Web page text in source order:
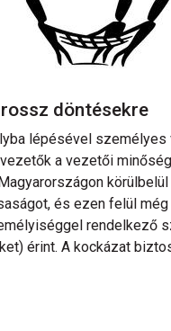
döntésekre
lépésével személyes
a vezetői
és ezen felül még
rendelkező
érint. A kockázat